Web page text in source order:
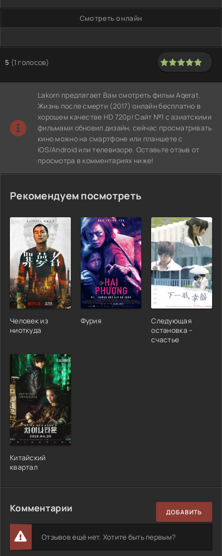
Смотреть онлайн
5 (1 голосов)
Lakorn предлагает Вам смотреть фильм Aqerat.
Жизнь после смерти (2017) онлайн бесплатно в
хорошем качестве HD 720p! Сайт №1 с азиатскими
фильмами обновил дизайн, сейчас просматривать
кино можно на смартфоне или планшете с
iOS/Android или телевизоре. Оставьте отзыв от
просмотра в комментариях ниже!
Рекомендуем посмотреть
Человек из
ниоткуда
Фурия
Следующая
остановка –
счастье
Китайский
квартал
Комментарии ДОБАВИТЬ
Отзывов ещё нет. Хотите быть первым?